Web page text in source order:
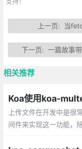
上一页: 当
下一页: 一篇故事
相关推荐
上传文件在开发中是
间件来实现这一功能，